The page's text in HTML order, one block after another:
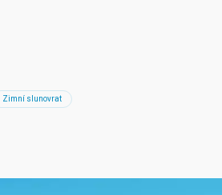
Zimní slunovrat